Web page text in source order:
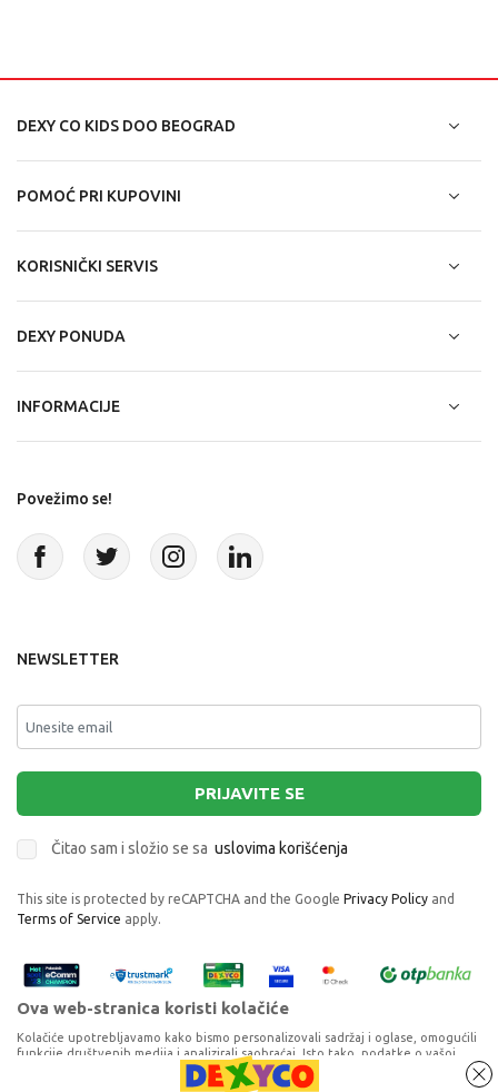
DEXY CO KIDS DOO BEOGRAD
POMOĆ PRI KUPOVINI
KORISNIČKI SERVIS
DEXY PONUDA
INFORMACIJE
Povežimo se!
NEWSLETTER
PRIJAVITE SE
Čitao sam i složio se sa uslovima korišćenja
This site is protected by reCAPTCHA and the Google Privacy Policy and
Terms of Service apply.
Ova web-stranica koristi kolačiće
Kolačiće upotrebljavamo kako bismo personalizovali sadržaj i oglase, omogućili
funkcije društvenih medija i analizirali saobraćaj. Isto tako, podatke o vašoj
upotrebi naše web-lokacije delimo s partnerima za društvene medije,
oglašavanje i analizu, a oni ih mogu kombinovati s drugim podacima koje ste im